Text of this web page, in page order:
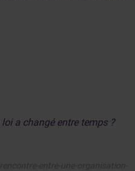
a changé entre temps ?
entre-une-organisation-